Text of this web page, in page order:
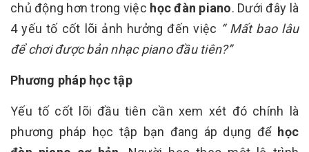
chủ động hơn trong việc học đàn piano. Dưới đây là
4 yếu tố cốt lõi ảnh hưởng đến việc “ Mất bao lâu
để chơi được bản nhạc piano đầu tiên?”
Phương pháp học tập
Yếu tố cốt lõi đầu tiên cần xem xét đó chính là
phương pháp học tập bạn đang áp dụng để học